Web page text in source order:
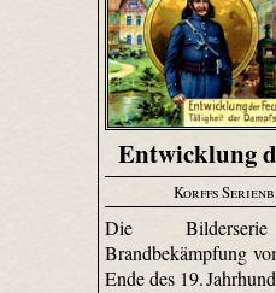
Entwicklung
Korffs
Die
Brandbekämpfung
Ende des 19.